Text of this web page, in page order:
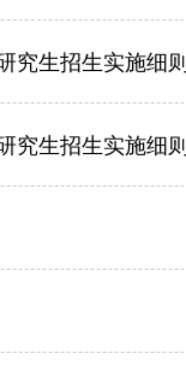
究生招生实施细则
究生招生实施细则